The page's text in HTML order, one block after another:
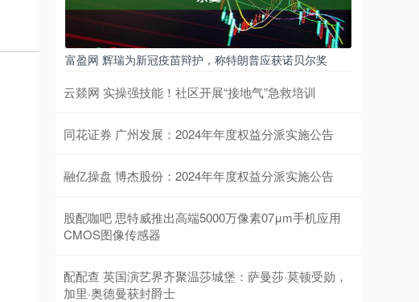
富盈网 辉瑞为新冠疫苗辩护，称特朗普应获诺贝尔奖
云燚网 实操强技能！社区开展“接地气”急救培训
同花证券 广州发展：2024年年度权益分派实施公告
融亿操盘 博杰股份：2024年年度权益分派实施公告
股配咖吧 思特威推出高端5000万像素07μm手机应用
CMOS图像传感器
配配查 英国演艺界齐聚温莎城堡：萨曼莎·莫顿受勋，
加里·奥德曼获封爵士